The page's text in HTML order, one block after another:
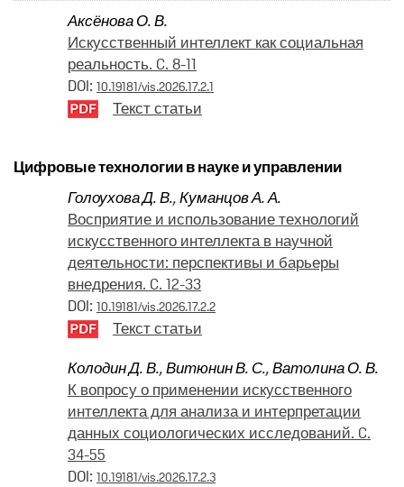
Аксёнова О. В.
Искусственный интеллект как социальная
реальность. C. 8-11
DOI: 10.19181/vis.2026.17.2.1
Текст статьи
Цифровые технологии в науке и управлении
Голоухова Д. В.,Куманцов А. А.
Восприятие и использование технологий
искусственного интеллекта в научной
деятельности: перспективы и барьеры
внедрения. C. 12-33
DOI: 10.19181/vis.2026.17.2.2
Текст статьи
Колодин Д. В.,Витюнин В. С.,Ватолина О. В.
К вопросу о применении искусственного
интеллекта для анализа и интерпретации
данных социологических исследований. C.
34-55
DOI: 10.19181/vis.2026.17.2.3